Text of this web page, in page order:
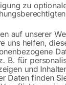
Folientyp 3
zu
auf unserer
uns helfen,
B. für
und
Daten finden